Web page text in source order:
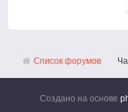
Список форумов
Создано на основе